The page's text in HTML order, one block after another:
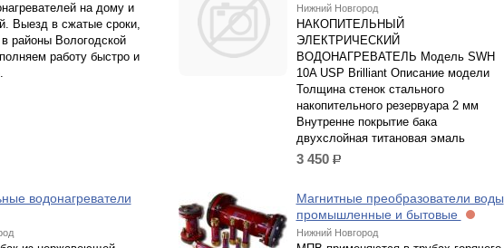
на дому и
Выезд в сжатые сроки,
районы Вологодской
работу быстро и
Нижний Новгород
НАКОПИТЕЛЬНЫЙ
ЭЛЕКТРИЧЕСКИЙ
ВОДОНАГРЕВАТЕЛЬ Модель SWH
10A USP Brilliant Описание модели
Толщина стенок стального
накопительного резервуара 2 мм
Внутренне покрытие бака
двухслойная титановая эмаль
3 450 р.
водонагреватели
Магнитные преобразователи воды
промышленные и бытовые
Нижний Новгород